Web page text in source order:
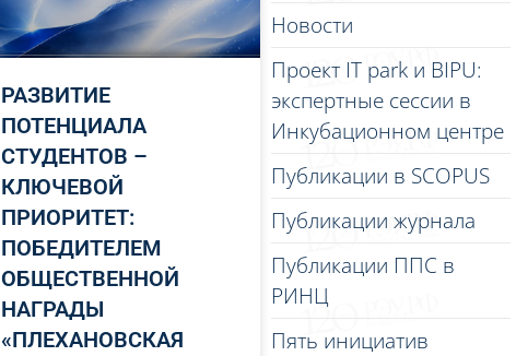
РАЗВИТИЕ
ПОТЕНЦИАЛА
СТУДЕНТОВ –
КЛЮЧЕВОЙ
ПРИОРИТЕТ:
ПОБЕДИТЕЛЕМ
ОБЩЕСТВЕННОЙ
НАГРАДЫ
«ПЛЕХАНОВСКАЯ
Новости
Проект IT park и BIPU:
экспертные сессии в
Инкубационном центре
Публикации в SCOPUS
Публикации журнала
Публикации ППС в
РИНЦ
Пять инициатив